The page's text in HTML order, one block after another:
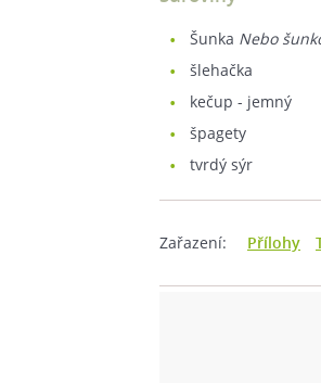
šunka Nebo
šlehačka
kečup - jemný
špagety
tvrdý sýr
Zařazení: Přílohy